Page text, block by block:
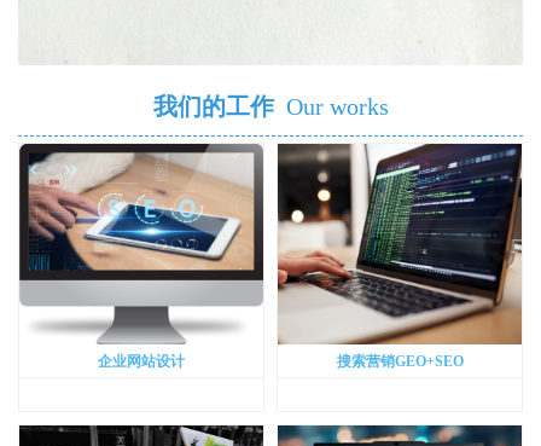
我们的工作 Our works
企业网站设计 搜索营销GEO+SEO